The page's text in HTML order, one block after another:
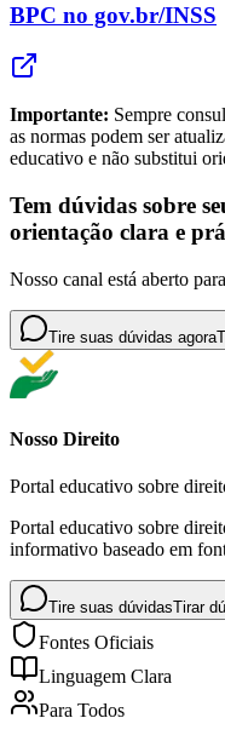
BPC no gov.br/INSS
Importante: Sempre
as normas podem ser
educativo e não substitui
Tem dúvidas sobre
orientação clara e
Nosso canal está aberto
Tire suas dúvidas agora
Nosso Direito
Portal educativo sobre
Portal educativo sobre
informativo baseado em
Tire suas dúvidasTirar
Fontes Oficiais
Linguagem Clara
Para Todos